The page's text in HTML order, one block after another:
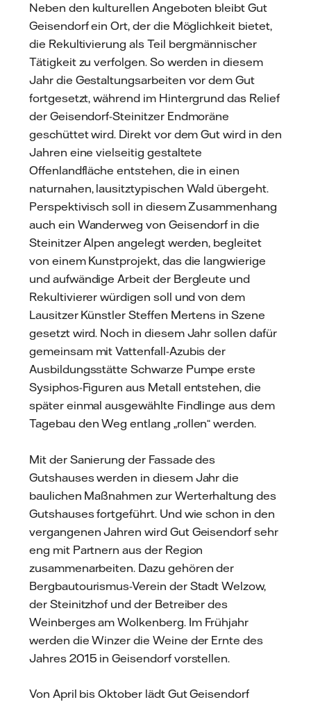
Neben den kulturellen Angeboten bleibt Gut
Geisendorf ein Ort, der die Möglichkeit bietet,
die Rekultivierung als Teil bergmännischer
Tätigkeit zu verfolgen. So werden in diesem
Jahr die Gestaltungsarbeiten vor dem Gut
fortgesetzt, während im Hintergrund das Relief
der Geisendorf-Steinitzer Endmoräne
geschüttet wird. Direkt vor dem Gut wird in den
Jahren eine vielseitig gestaltete
Offenlandfläche entstehen, die in einen
naturnahen, lausitztypischen Wald übergeht.
Perspektivisch soll in diesem Zusammenhang
auch ein Wanderweg von Geisendorf in die
Steinitzer Alpen angelegt werden, begleitet
von einem Kunstprojekt, das die langwierige
und aufwändige Arbeit der Bergleute und
Rekultivierer würdigen soll und von dem
Lausitzer Künstler Steffen Mertens in Szene
gesetzt wird. Noch in diesem Jahr sollen dafür
gemeinsam mit Vattenfall-Azubis der
Ausbildungsstätte Schwarze Pumpe erste
Sysiphos-Figuren aus Metall entstehen, die
später einmal ausgewählte Findlinge aus dem
Tagebau den Weg entlang „rollen“ werden.
Mit der Sanierung der Fassade des
Gutshauses werden in diesem Jahr die
baulichen Maßnahmen zur Werterhaltung des
Gutshauses fortgeführt. Und wie schon in den
vergangenen Jahren wird Gut Geisendorf sehr
eng mit Partnern aus der Region
zusammenarbeiten. Dazu gehören der
Bergbautourismus-Verein der Stadt Welzow,
der Steinitzhof und der Betreiber des
Weinberges am Wolkenberg. Im Frühjahr
werden die Winzer die Weine der Ernte des
Jahres 2015 in Geisendorf vorstellen.
Von April bis Oktober lädt Gut Geisendorf